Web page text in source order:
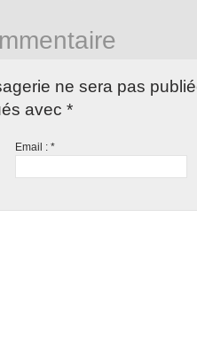
ne sera pas
avec *
Email :*